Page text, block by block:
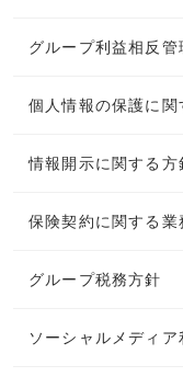
グループ利益相反管
個人情報の保護に関
情報開示に関する方
保険契約に関する
グループ税務方針
ソーシャルメディア